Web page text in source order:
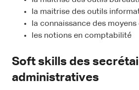
la maitrise des outils
la connaissance des
les notions en comptabilité
Soft skills des
administratives